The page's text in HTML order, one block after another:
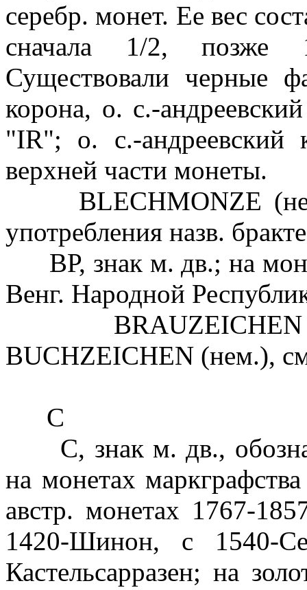
серебр. монет. Ее вес
сначала 1/2, позже
Существовали черные
корона, о. с.-
"IR"; о. с.-андреевский
верхней части монеты.
BLECHMONZE
употребления назв.
ВР, знак м. дв.; на
Венг. Народной
BRAUZEICHEN
BUCHZEICHEN (нем.),
С
С, знак м. дв.,
на монетах
австр. монетах 1767-
1420-Шинон, с 1540-
Кастельсарразен; на